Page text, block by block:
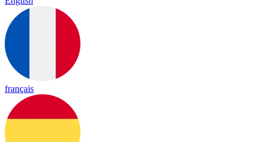
français